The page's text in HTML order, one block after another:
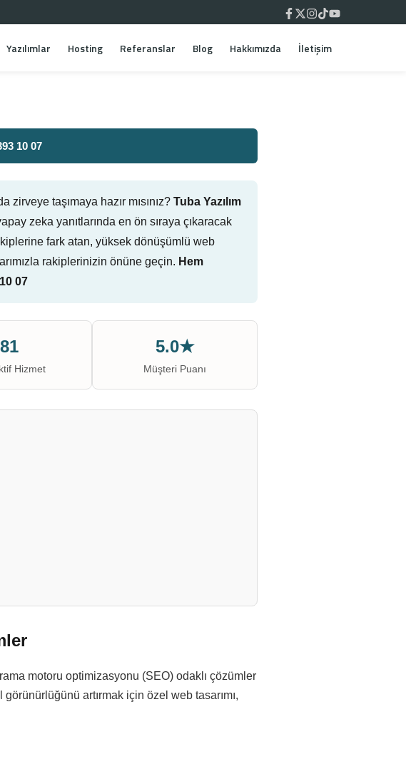
Yazılımlar Hosting Referanslar Blog Hakkımızda İletişim
10 07
zirveye taşımaya hazır mısınız? Tuba Yazılım
zeka yanıtlarında en ön sıraya çıkaracak
fark atan, yüksek dönüşümlü web
rakiplerinizin önüne geçin. Hem
07
81
Hizmet
5.0★
Müşteri Puanı
motoru optimizasyonu (SEO) odaklı çözümler
artırmak için özel web tasarımı,